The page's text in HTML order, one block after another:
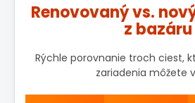
Renovovaný vs.
z bazáru
Rýchle porovnanie troch ciest,
zariadenia môžete